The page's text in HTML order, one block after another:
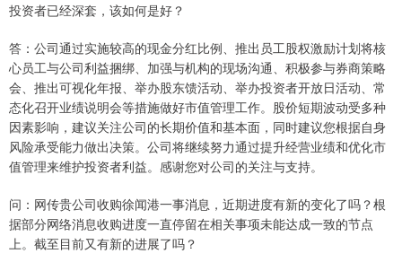
投资者已经深套，该如何是好？
答：公司通过实施较高的现金分红比例、推出员工股权激励计划将核
心员工与公司利益捆绑、加强与机构的现场沟通、积极参与券商策略
会、推出可视化年报、举办股东馈活动、举办投资者开放日活动、常
态化召开业绩说明会等措施做好市值管理工作。股价短期波动受多种
因素影响，建议关注公司的长期价值和基本面，同时建议您根据自身
风险承受能力做出决策。公司将继续努力通过提升经营业绩和优化市
值管理来维护投资者利益。感谢您对公司的关注与支持。
问：网传贵公司收购徐闻港一事消息，近期进度有新的变化了吗？根
据部分网络消息收购进度一直停留在相关事项未能达成一致的节点
上。截至目前又有新的进展了吗？